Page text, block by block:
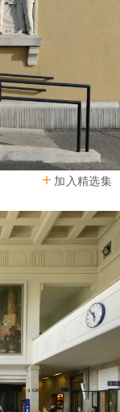
加入精选集